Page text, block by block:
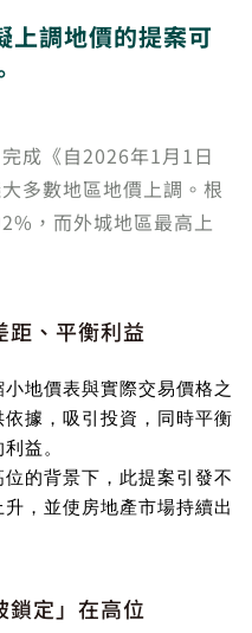
上調地價的提案可
成《自2026年1月1日
多數地區地價上調。根
，而外城地區最高上
距、平衡利益
地價表與實際交易價格之
據，吸引投資，同時平衡
益。
的背景下，此提案引發不
，並使房地產市場持續出
鎖定」在高位